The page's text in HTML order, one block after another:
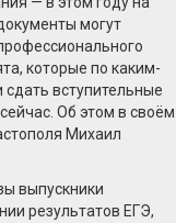
могут
которые по каким-
вступительные
Об этом в своём
Михаил
выпускники
результатов ЕГЭ,